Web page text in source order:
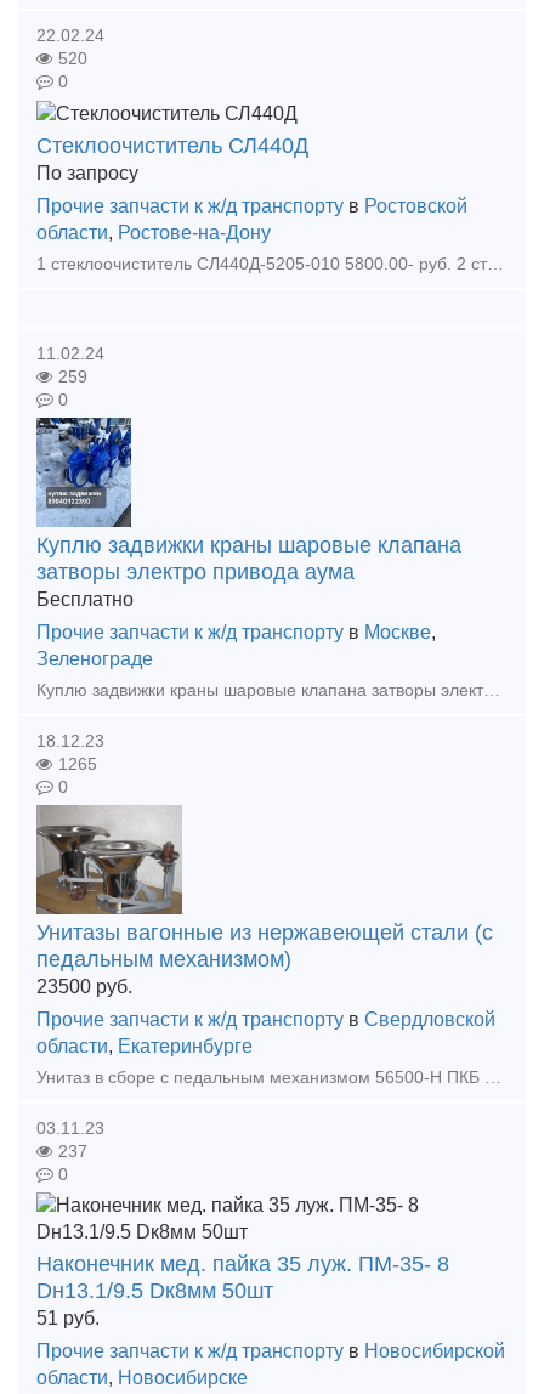
22.02.24
520
0
Стеклоочиститель СЛ440Д
По запросу
Прочие запчасти к ж/д транспорту в Ростовской
области, Ростове-на-Дону
11.02.24
259
0
Куплю задвижки краны шаровые клапана
затворы электро привода аума
Бесплатно
Прочие запчасти к ж/д транспорту в Москве,
Зеленограде
18.12.23
1265
0
Унитазы вагонные из нержавеющей стали (с
педальным механизмом)
23500 руб.
Прочие запчасти к ж/д транспорту в Свердловской
области, Екатеринбурге
03.11.23
237
0
Наконечник мед. пайка 35 луж. ПМ-35- 8
Dн13.1/9.5 Dк8мм 50шт
51 руб.
Прочие запчасти к ж/д транспорту в Новосибирской
области, Новосибирске